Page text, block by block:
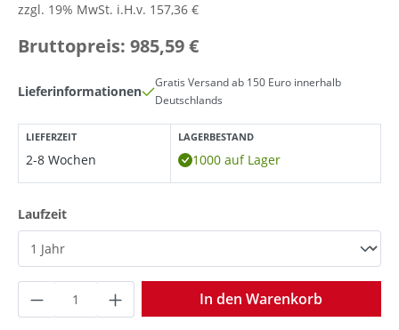
zzgl. 19% MwSt. i.H.v. 157,36 €
Bruttopreis: 985,59 €
Lieferinformationen
Gratis Versand ab 150 Euro innerhalb
Deutschlands
LIEFERZEIT
2-8 Wochen
LAGERBESTAND
1000 auf Lager
Laufzeitauswählen
Produkt Anzahl: Gib den gewünschten
In den Warenkorb